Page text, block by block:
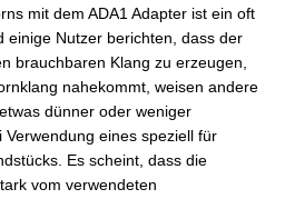
mit dem ADA1 Adapter ist ein oft
einige Nutzer berichten, dass der
brauchbaren Klang zu erzeugen,
nahekommt, weisen andere
dünner oder weniger
eines speziell für
Es scheint, dass die
vom verwendeten